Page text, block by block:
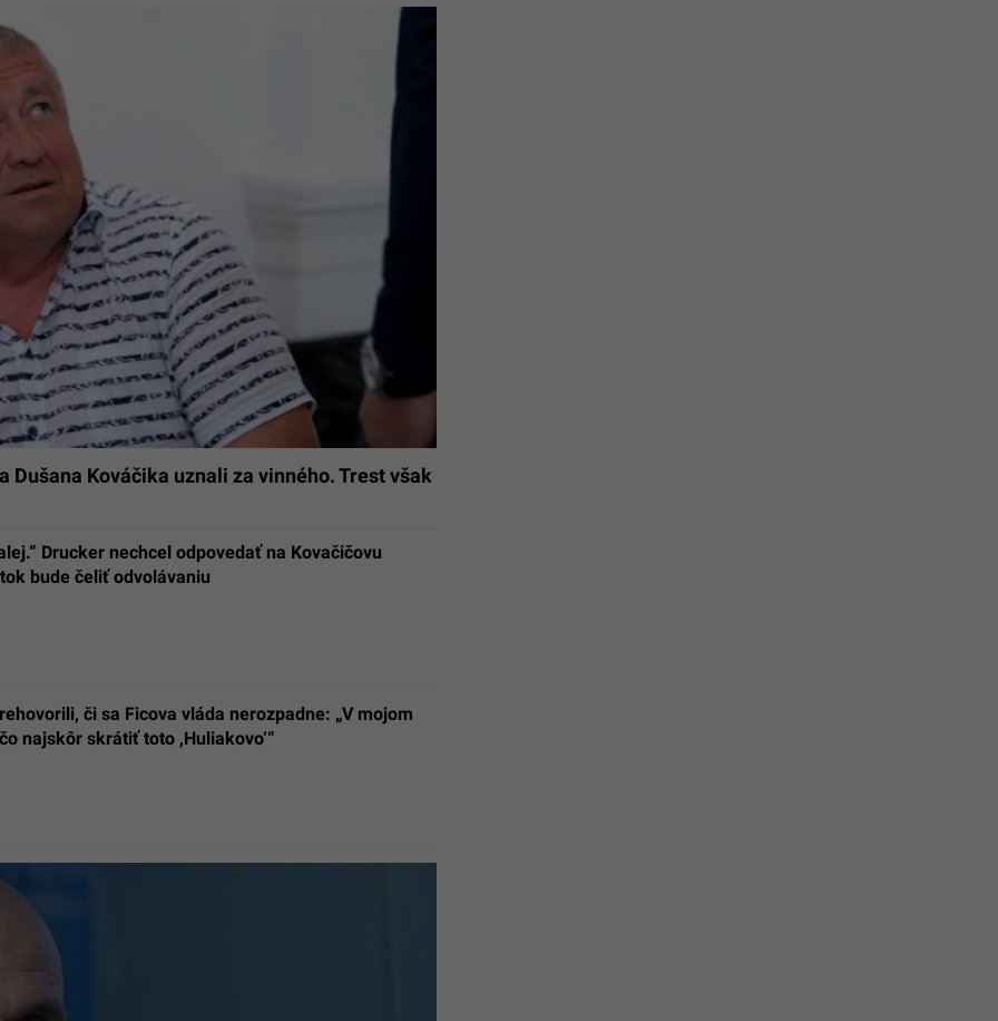
Dušana Kováčika uznali za vinného. Trest však
Drucker nechcel odpovedať na Kovačičovu
bude čeliť odvolávaniu
či sa Ficova vláda nerozpadne: „V mojom
najskôr skrátiť toto ,Huliakovo‘“